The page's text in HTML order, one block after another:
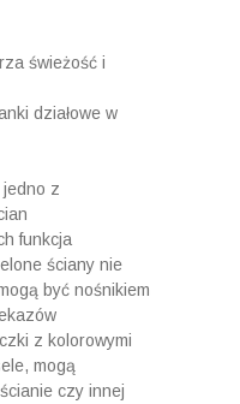
świeżość i
działowe w
z
funkcja
ściany nie
być nośnikiem
z kolorowymi
mogą
czy innej